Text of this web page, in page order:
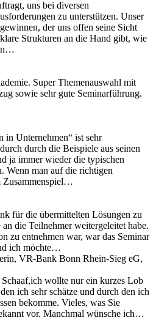
uns bei diversen
zu unterstützen. Unser
der uns offen seine Sicht
Strukturen an die Hand gibt, wie
Super Themenauswahl mit
sowie sehr gute Seminarführung.
in Unternehmen“ ist sehr
durch die Beispiele aus seinen
ja immer wieder die typischen
Wenn man auf die richtigen
Zusammenspiel…
für die übermittelten Lösungen zu
die Teilnehmer weitergeleitet habe.
zu entnehmen war, war das Seminar
ich möchte…
VR-Bank Bonn Rhein-Sieg eG,
wollte nur ein kurzes Lob
ich sehr schätze und durch den ich
bekomme. Vieles, was Sie
vor. Manchmal wünsche ich…